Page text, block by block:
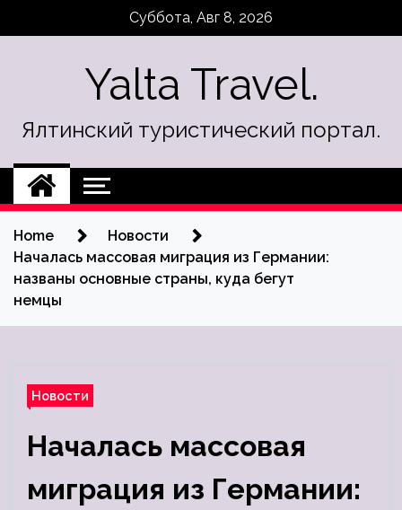
Суббота, Авг 8, 2026
Yalta Travel.
Ялтинский туристический портал.
Home
Новости
Началась массовая миграция из Германии:
названы основные страны, куда бегут
немцы
Новости
Началась массовая
миграция из Германии: